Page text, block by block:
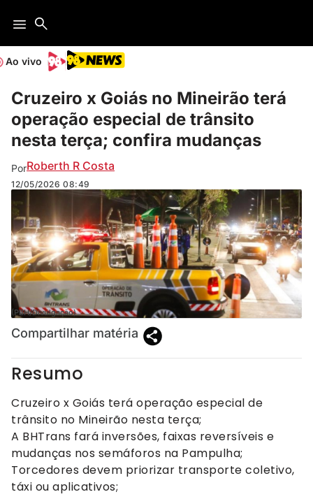
Ao vivo
Cruzeiro x Goiás no Mineirão terá
operação especial de trânsito
nesta terça; confira mudanças
PorRoberth R Costa
12/05/2026 08:49
(PBH/Divulgação)
Compartilhar matéria
Resumo
Cruzeiro x Goiás terá operação especial de
trânsito no Mineirão nesta terça;
A BHTrans fará inversões, faixas reversíveis e
mudanças nos semáforos na Pampulha;
Torcedores devem priorizar transporte coletivo,
táxi ou aplicativos;